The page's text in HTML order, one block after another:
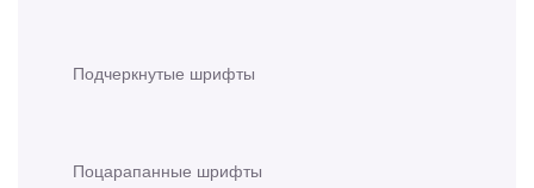
Подчеркнутые шрифты
Поцарапанные шрифты